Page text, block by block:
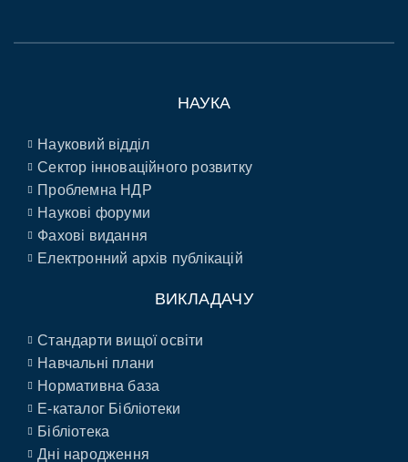
НАУКА
Науковий відділ
Сектор інноваційного розвитку
Проблемна НДР
Наукові форуми
Фахові видання
Електронний архів публікацій
ВИКЛАДАЧУ
Стандарти вищої освіти
Навчальні плани
Нормативна база
E-каталог Бібліотеки
Бібліотека
Дні народження